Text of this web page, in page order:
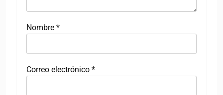
Nombre *
Correo electrónico *